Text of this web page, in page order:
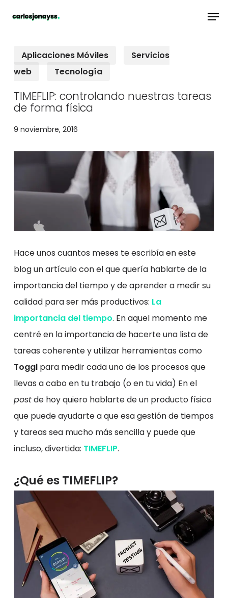
contentAplicaciones Móviles
Servicios
web
Tecnología
TIMEFLIP: controlando nuestras tareas
de forma física
9 noviembre, 2016
Hace unos cuantos meses te escribía en este
blog un artículo con el que quería hablarte de la
importancia del tiempo y de aprender a medir su
calidad para ser más productivos: La
importancia del tiempo. En aquel momento me
centré en la importancia de hacerte una lista de
tareas coherente y utilizar herramientas como
Togglpara medir cada uno de los procesos que
llevas a cabo en tu trabajo (o en tu vida) En el
postde hoy quiero hablarte de un producto físico
que puede ayudarte a que esa gestión de tiempos
y tareas sea mucho más sencilla y puede que
incluso, divertida: TIMEFLIP.
¿Qué es TIMEFLIP?